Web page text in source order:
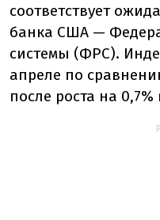
соответствует
банка США —
системы (ФРС).
апреле по
после роста на 0,7%